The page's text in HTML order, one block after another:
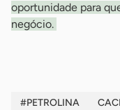
oportunidade para
negócio.
#PETROLINA